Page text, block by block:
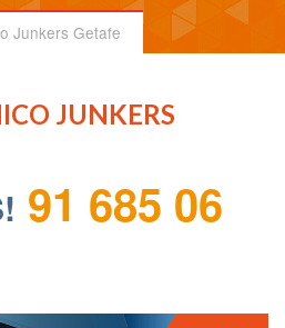
Junkers Getafe
JUNKERS
91 685 06